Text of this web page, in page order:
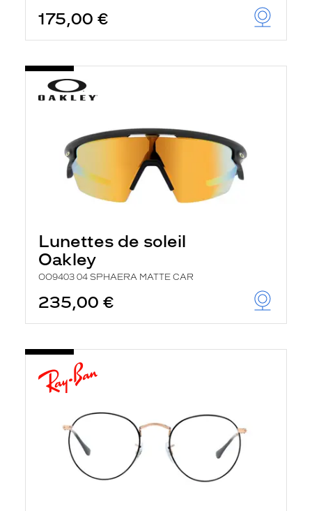
175,00 €
Lunettes de soleil
Oakley
OO9403 04 SPHAERA MATTE CAR
235,00 €